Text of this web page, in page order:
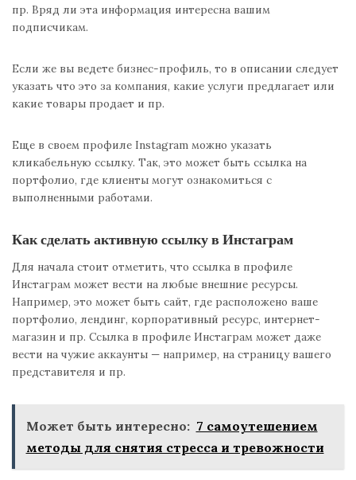
пр. Вряд ли эта информация интересна вашим
подписчикам.
Если же вы ведете бизнес-профиль, то в описании следует
указать что это за компания, какие услуги предлагает или
какие товары продает и пр.
Еще в своем профиле Instagram можно указать
кликабельную ссылку. Так, это может быть ссылка на
портфолио, где клиенты могут ознакомиться с
выполненными работами.
Как сделать активную ссылку в Инстаграм
Для начала стоит отметить, что ссылка в профиле
Инстаграм может вести на любые внешние ресурсы.
Например, это может быть сайт, где расположено ваше
портфолио, лендинг, корпоративный ресурс, интернет-
магазин и пр. Ссылка в профиле Инстаграм может даже
вести на чужие аккаунты — например, на страницу вашего
представителя и пр.
Может быть интересно: 7 самоутешением
методы для снятия стресса и тревожности